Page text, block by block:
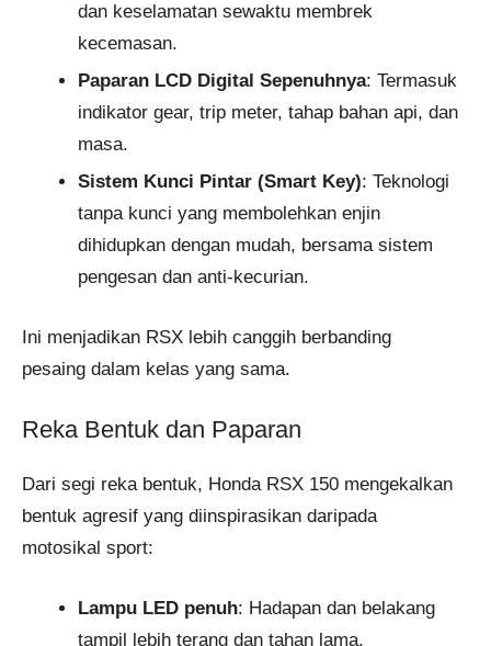
dan keselamatan sewaktu membrek
kecemasan.
Paparan LCD Digital Sepenuhnya: Termasuk
indikator gear, trip meter, tahap bahan api, dan
masa.
Sistem Kunci Pintar (Smart Key): Teknologi
tanpa kunci yang membolehkan enjin
dihidupkan dengan mudah, bersama sistem
pengesan dan anti-kecurian.
Ini menjadikan RSX lebih canggih berbanding
pesaing dalam kelas yang sama.
Reka Bentuk dan Paparan
Dari segi reka bentuk, Honda RSX 150 mengekalkan
bentuk agresif yang diinspirasikan daripada
motosikal sport:
Lampu LED penuh: Hadapan dan belakang
tampil lebih terang dan tahan lama.